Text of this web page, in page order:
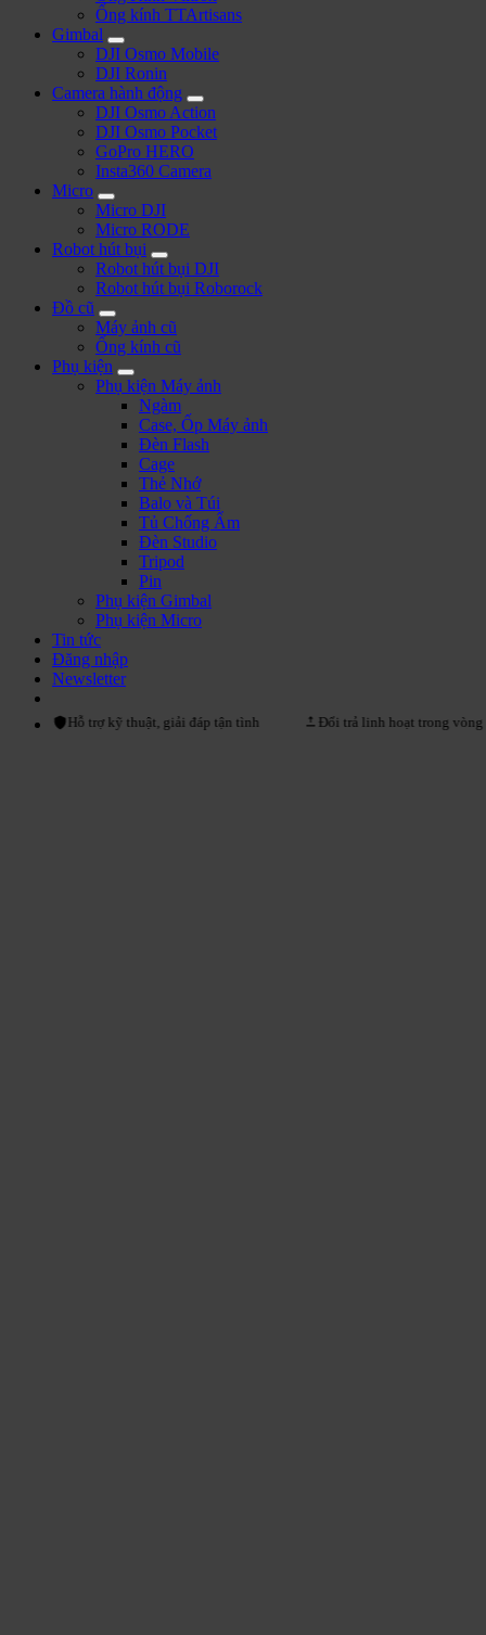
Ống kính TTArtisans
Gimbal
DJI Osmo Mobile
DJI Ronin
Camera hành động
DJI Osmo Action
DJI Osmo Pocket
GoPro HERO
Insta360 Camera
Micro
Micro DJI
Micro RODE
Robot hút bụi
Robot hút bụi DJI
Robot hút bụi Roborock
Đồ cũ
Máy ảnh cũ
Ống kính cũ
Phụ kiện
Phụ kiện Máy ảnh
Ngàm
Case, Ốp Máy ảnh
Đèn Flash
Cage
Thẻ Nhớ
Balo và Túi
Tủ Chống Ẩm
Đèn Studio
Tripod
Pin
Phụ kiện Gimbal
Phụ kiện Micro
Tin tức
Đăng nhập
Newsletter
Hỗ trợ kỹ thuật, giải đáp tận tình Đổi trả linh hoạt trong vòng 15 ngày